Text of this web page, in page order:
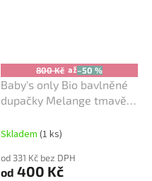
800 Kč až–50 %
Baby's only Bio bavlněné
dupačky Melange tmavě
Skladem (1 ks)
od 331 Kč bez DPH
od 400 Kč